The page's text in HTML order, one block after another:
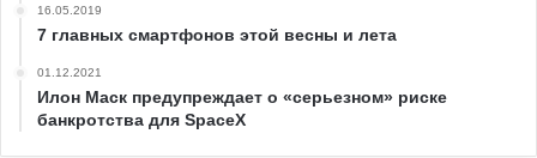
16.05.2019
7 главных смартфонов этой весны и лета
01.12.2021
Илон Маск предупреждает о «серьезном» риске
банкротства для SpaceX